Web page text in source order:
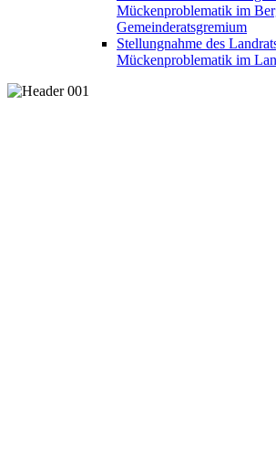
Mückenproblematik im
Gemeinderatsgremium
Stellungnahme des
Mückenproblematik im